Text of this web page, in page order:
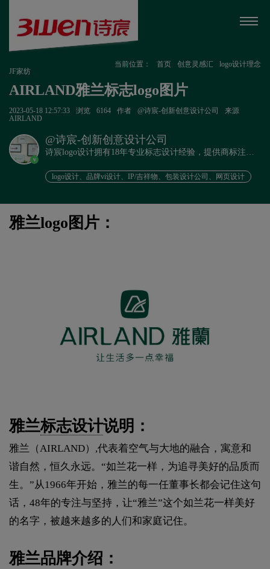
当前位置： 首页 创意灵感汇
logo设计理念
JF家纺
AIRLAND雅兰标志logo图片
2023-05-18 12:57:33 浏览 6164 作者 @诗宸-创新创意设计公司
来源
AIRLAND
v
@诗宸-创新创意设计公司
诗宸logo设计拥有18年专业标志设计经验，提供商标注册
logo设计、品牌vi设计、IP/吉祥物、包装设计公司、网页设计
雅兰logo图片：
雅兰标志设计说明：
雅兰（AIRLAND）,代表着空气与大地的融合，寓意和
谐自然，恒久永远。“如兰花一样，为追寻美好的品质而
生。”从1966年开始，雅兰的每一任董事长都会记住这句
话，48年的专注与坚持，让“雅兰”这个如兰花一样美好
的名字，被越来越多的人们和家庭记住。
雅兰品牌介绍：